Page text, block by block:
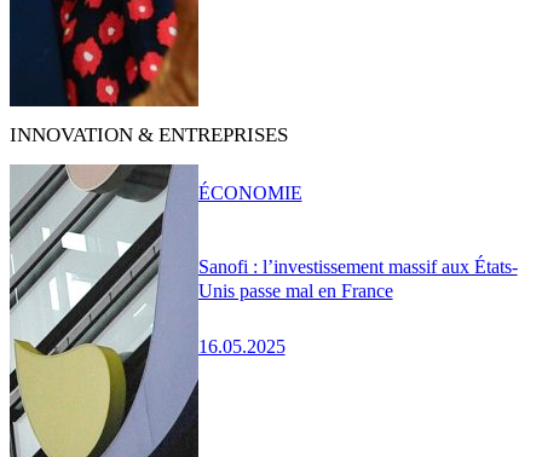
INNOVATION & ENTREPRISES
Sanofi : l’investissement massif aux États-
Unis passe mal en France
16.05.2025
ÉCONOMIE